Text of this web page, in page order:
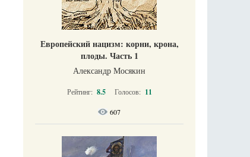
Европейский нацизм: корни, крона,
плоды. Часть 1
Александр Мосякин
Рейтинг: 8.5 Голосов: 11
607